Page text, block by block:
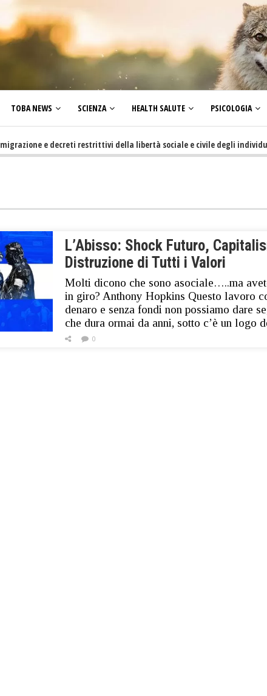
TOBA NEWS SCIENZA HEALTH SALUTE PSICOLOGIA
e decreti restrittivi della libertà sociale e civile degli individui, il
L’Abisso: Shock Futuro,
Distruzione di Tutti i Valori
Molti dicono che sono asociale…..ma
in giro? Anthony Hopkins Questo lavoro
denaro e senza fondi non possiamo dare
che dura ormai da anni, sotto c’è un logo
0